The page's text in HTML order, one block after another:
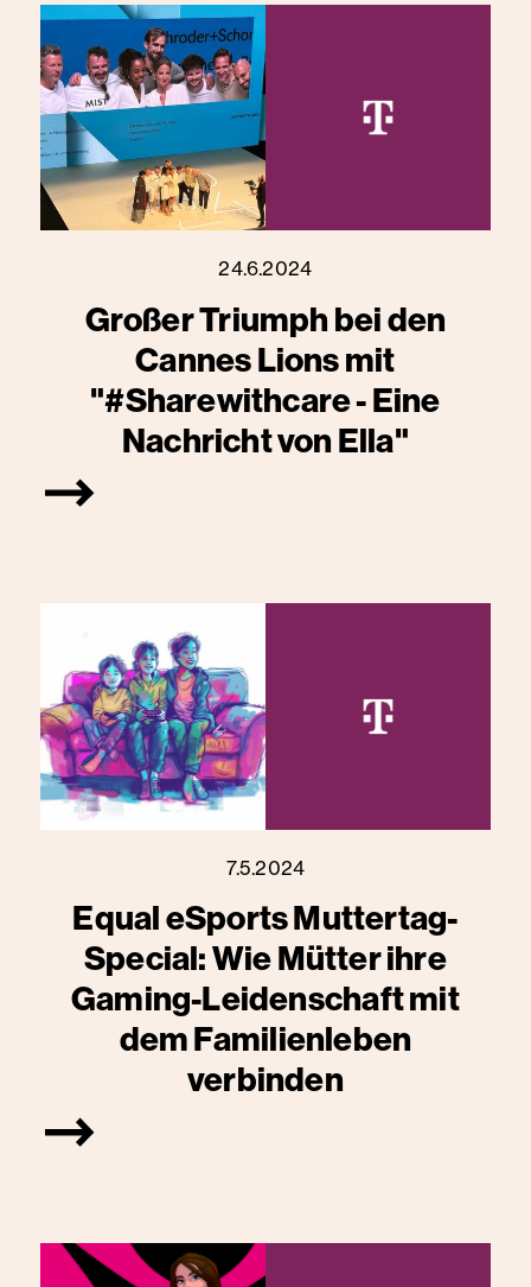
24.6.2024
Großer Triumph bei den
Cannes Lions mit
"#Sharewithcare - Eine
Nachricht von Ella"
7.5.2024
Equal eSports Muttertag-
Special: Wie Mütter ihre
Gaming-Leidenschaft mit
dem Familienleben
verbinden